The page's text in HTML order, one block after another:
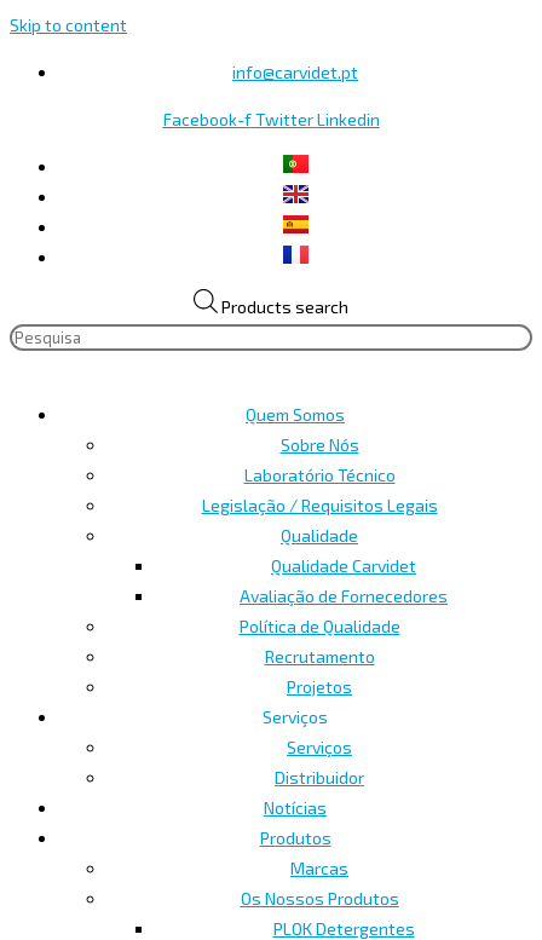
Skip to content
info@carvidet.pt
Facebook-f Twitter Linkedin
Products search
Quem Somos
Sobre Nós
Laboratório Técnico
Legislação / Requisitos Legais
Qualidade
Qualidade Carvidet
Avaliação de Fornecedores
Política de Qualidade
Recrutamento
Projetos
Serviços
Serviços
Distribuidor
Notícias
Produtos
Marcas
Os Nossos Produtos
PLOK Detergentes